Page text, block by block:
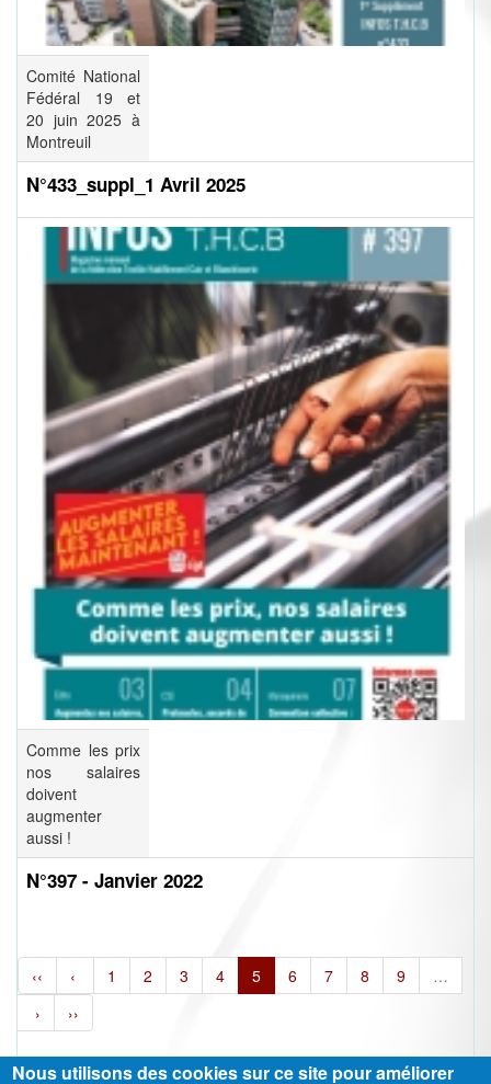
Comité National
Fédéral 19 et
20 juin 2025 à
Montreuil
N°433_suppl_1 Avril 2025
Comme les prix
nos salaires
doivent
augmenter
aussi !
N°397 - Janvier 2022
‹‹ ‹ 1 2 3 4 5 6 7 8 9
…
›
››
Nous utilisons des cookies sur ce site pour améliorer